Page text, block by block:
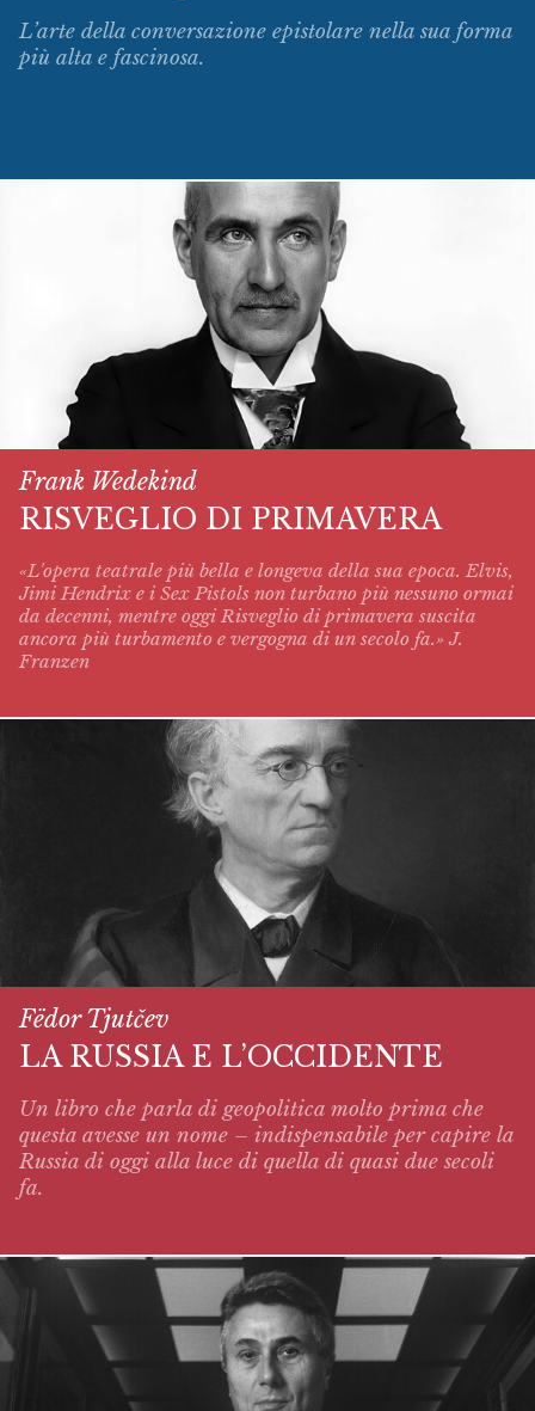
L’arte della conversazione epistolare nella sua forma
più alta e fascinosa.
Frank Wedekind
RISVEGLIO DI PRIMAVERA
«L'opera teatrale più bella e longeva della sua epoca. Elvis,
Jimi Hendrix e i Sex Pistols non turbano più nessuno ormai
da decenni, mentre oggi Risveglio di primavera suscita
ancora più turbamento e vergogna di un secolo fa.» J.
Franzen
Fëdor Tjutčev
LA RUSSIA E L’OCCIDENTE
Un libro che parla di geopolitica molto prima che
questa avesse un nome – indispensabile per capire la
Russia di oggi alla luce di quella di quasi due secoli
fa.